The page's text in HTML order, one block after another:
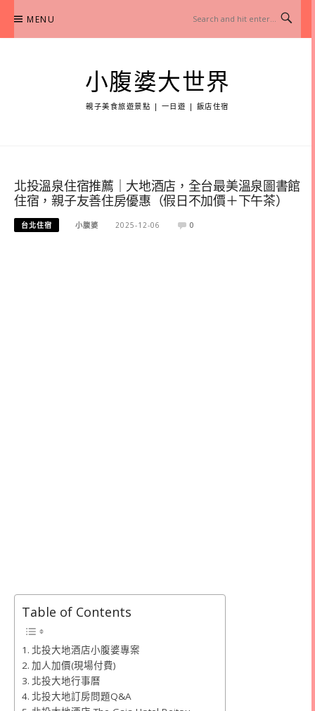
content
MENU
小腹婆大世界
親子美食旅遊景點 | 一日遊 | 飯店住宿
北投溫泉住宿推薦｜大地酒店，全台最美溫泉圖書館
住宿，親子友善住房優惠（假日不加價＋下午茶）
台北住宿 小腹婆 2025-12-06 0
Table of Contents
北投大地酒店小腹婆專案
加人加價(現場付費)
北投大地行事曆
北投大地訂房問題Q&A